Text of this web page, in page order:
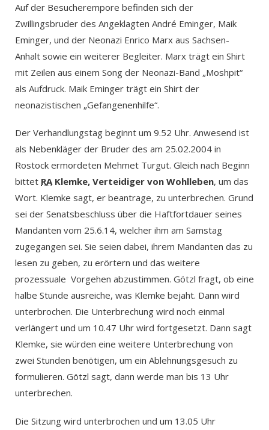
Auf der Besucherempore befinden sich der
Zwillingsbruder des Angeklagten André Eminger, Maik
Eminger, und der Neonazi Enrico Marx aus Sachsen-
Anhalt sowie ein weiterer Begleiter. Marx trägt ein Shirt
mit Zeilen aus einem Song der Neonazi-Band „Moshpit“
als Aufdruck. Maik Eminger trägt ein Shirt der
neonazistischen „Gefangenenhilfe“.
Der Verhandlungstag beginnt um 9.52 Uhr. Anwesend ist
als Nebenkläger der Bruder des am 25.02.2004 in
Rostock ermordeten Mehmet Turgut. Gleich nach Beginn
bittet RAKlemke, Verteidiger von Wohlleben, um das
Wort. Klemke sagt, er beantrage, zu unterbrechen. Grund
sei der Senatsbeschluss über die Haftfortdauer seines
Mandanten vom 25.6.14, welcher ihm am Samstag
zugegangen sei. Sie seien dabei, ihrem Mandanten das zu
lesen zu geben, zu erörtern und das weitere
prozessuale Vorgehen abzustimmen. Götzl fragt, ob eine
halbe Stunde ausreiche, was Klemke bejaht. Dann wird
unterbrochen. Die Unterbrechung wird noch einmal
verlängert und um 10.47 Uhr wird fortgesetzt. Dann sagt
Klemke, sie würden eine weitere Unterbrechung von
zwei Stunden benötigen, um ein Ablehnungsgesuch zu
formulieren. Götzl sagt, dann werde man bis 13 Uhr
unterbrechen.
Die Sitzung wird unterbrochen und um 13.05 Uhr